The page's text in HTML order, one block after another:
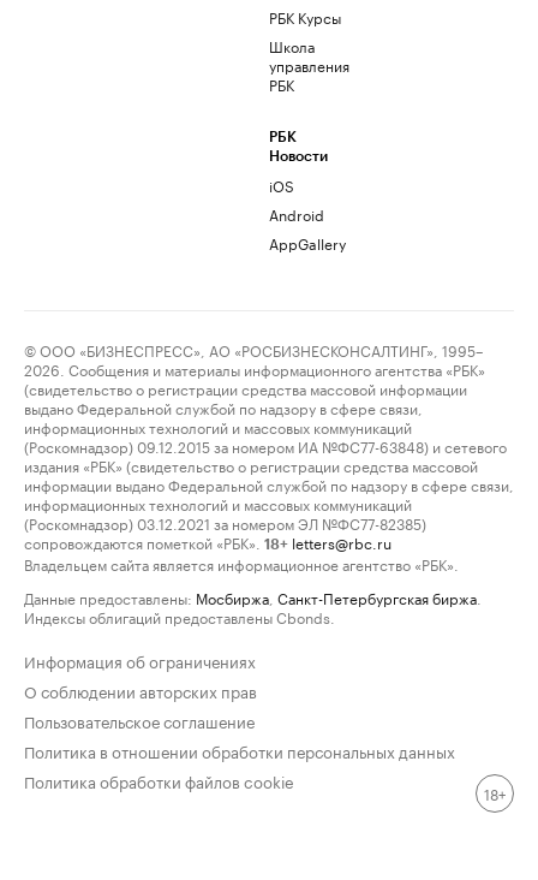
РБК Курсы
Школа
управления
РБК
РБК
Новости
iOS
Android
AppGallery
© ООО «БИЗНЕСПРЕСС», АО «РОСБИЗНЕСКОНСАЛТИНГ», 1995–
2026. Сообщения и материалы информационного агентства «РБК»
(свидетельство о регистрации средства массовой информации
выдано Федеральной службой по надзору в сфере связи,
информационных технологий и массовых коммуникаций
(Роскомнадзор) 09.12.2015 за номером ИА №ФС77-63848) и сетевого
издания «РБК» (свидетельство о регистрации средства массовой
информации выдано Федеральной службой по надзору в сфере связи,
информационных технологий и массовых коммуникаций
(Роскомнадзор) 03.12.2021 за номером ЭЛ №ФС77-82385)
сопровождаются пометкой «РБК».
18+ letters@rbc.ru
Владельцем сайта является информационное агентство «РБК».
Данные предоставлены: Мосбиржа Санкт-Петербургская биржа
Индексы облигаций предоставлены Cbonds.
Информация об ограничениях
О соблюдении авторских прав
Пользовательское соглашение
Политика в отношении обработки персональных данных
Политика обработки файлов cookie
18+